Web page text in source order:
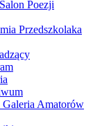
Poezji
Przedszkolaka
Galeria Amatorów